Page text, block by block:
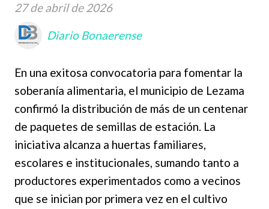
En una exitosa convocatoria para fomentar la
soberanía alimentaria, el municipio de Lezama
confirmó la distribución de más de un centenar
de paquetes de semillas de estación. La
iniciativa alcanza a huertas familiares,
escolares e institucionales, sumando tanto a
productores experimentados como a vecinos
que se inician por primera vez en el cultivo
27 de abril de 2026
Diario Bonaerense